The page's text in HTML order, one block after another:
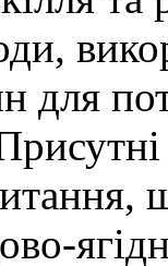
для